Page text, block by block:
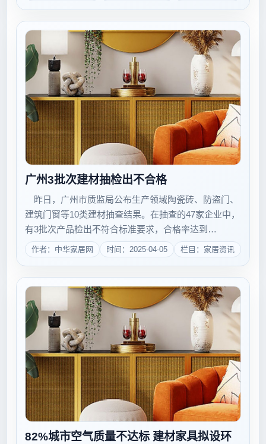
都一致认为环保是建材行业的基础和重心，现在和未来
广州3批次建材抽检出不合格
昨日，广州市质监局公布生产领域陶瓷砖、防盗门、
建筑门窗等10类建材抽查结果。在抽查的47家企业中，
有3批次产品检出不符合标准要求，合格率达到
93.6%。 去年建材领域的抽查中，广州产品大多经
受住了检验，在防水卷材的抽查中有过半产品检出不合
作者：中华家居网 时间：2025-04-05 栏目：家居资讯
82%城市空气质量不达标 建材家具拟设环